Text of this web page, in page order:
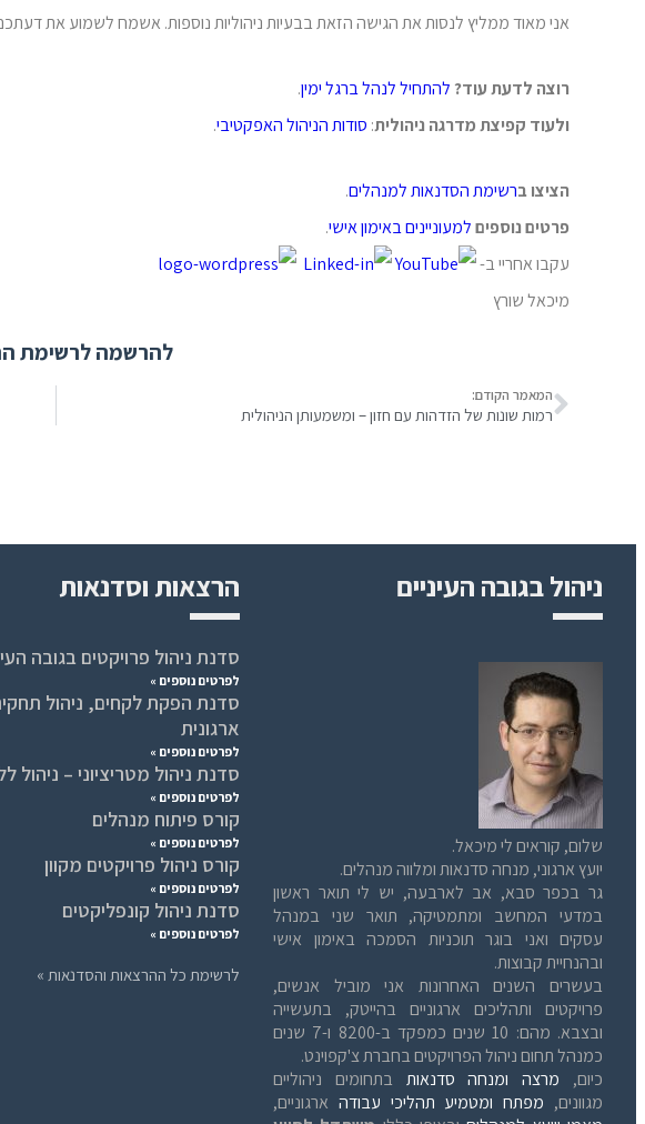
אני מאוד ממליץ לנסות את הגישה הזאת בבעיות ניהוליות נוספות. אשמח לשמוע את
רוצה לדעת עוד? להתחיל לנהל ברגל ימין.
ולעוד קפיצת מדרגה ניהולית: סודות הניהול האפקטיבי.
הציצו ברשימת הסדנאות למנהלים.
פרטים נוספיםלמעונייניםבאימון אישי.
עקבו אחריי ב-
מיכאל שורץ
להרשמה לרשימת
המאמר הקודם:
רמות שונות של הזדהות עם חזון – ומשמעותן הניהולית
ניהול בגובה העיניים
שלום, קוראים לי מיכאל.
יועץ ארגוני, מנחה סדנאות ומלווה מנהלים.
גר בכפר סבא, אב לארבעה, יש לי תואר ראשון
במדעי המחשב ומתמטיקה, תואר שני במנהל
עסקים ואני בוגר תוכניות הסמכה באימון אישי
ובהנחיית קבוצות.
בעשרים השנים האחרונות אני מוביל אנשים,
פרויקטים ותהליכים ארגוניים בהייטק, בתעשייה
ובצבא. מהם: 10 שנים כמפקד ב-8200 ו-7 שנים
כמנהל תחום ניהול הפרויקטים בחברת צ'קפוינט.
כיום, מרצה ומנחה סדנאות בתחומים ניהוליים
מגוונים, מפתח ומטמיע תהליכי עבודה ארגוניים,
הרצאות וסדנאות
סדנת ניהול פרויקטים בגובה
לפרטים נוספים »
סדנת הפקת לקחים, ניהול
ארגונית
לפרטים נוספים »
סדנת ניהול מטריציוני – ניהול
לפרטים נוספים »
קורס פיתוח מנהלים
לפרטים נוספים »
קורס ניהול פרויקטים מקוון
לפרטים נוספים »
סדנת ניהול קונפליקטים
לפרטים נוספים »
לרשימת כל ההרצאות והסדנאות »